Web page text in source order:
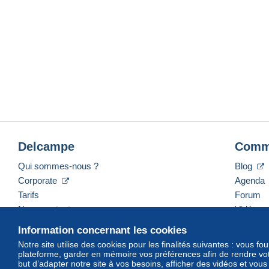
Information concernant les cookies
Notre site utilise des cookies pour les finalités suivantes : vous
plateforme, garder en mémoire vos préférences afin de rendre
but d’adapter notre site à vos besoins, afficher des vidéos et
Delcampe
Qui sommes-nous ?
Corporate
Tarifs
Nous contacter
Blog
Agenda
Forum
Vidéos
Français USD America/Indiana/Vevay